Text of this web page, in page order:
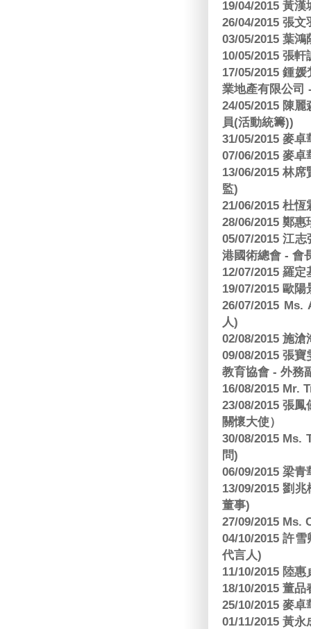
19/04/2015 黃
26/04/2015 張
03/05/2015 葉
10/05/2015 張
17/05/2015 鍾
業地產有限公司
24/05/2015 陳
員(活動統籌))
31/05/2015 麥
07/06/2015 麥
13/06/2015 林
監)
21/06/2015 杜
28/06/2015 鄭
05/07/2015 江
港國術總會 - 會
12/07/2015 羅
19/07/2015 歐
26/07/2015
人)
02/08/2015 施
09/08/2015 張
教育協會 - 外務
16/08/2015 Mr.
23/08/2015 張
關懷大使）
30/08/2015 Ms.
問)
06/09/2015 梁
13/09/2015 劉
董事)
27/09/2015 Ms.
04/10/2015 許
代言人)
11/10/2015 陸
18/10/2015 董
25/10/2015 麥
01/11/2015 黃